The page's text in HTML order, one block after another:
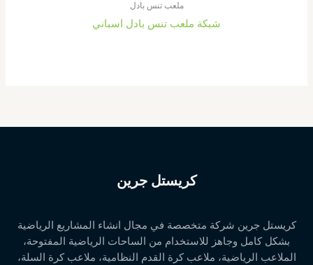
ملعب تنس بادل
شبكة ملعب تنس بادل اسباني
كريستل جرين
كريستل جرين شركة متخصصة في مجال انشاء المشاريع الرياضية
بشكل كامل وجاهز للاستخدام من الساحات الرياضية المفتوحة،
الملاعب الرياضية، ملاعب كرة القدم النظامية، ملاعب كرة السلة،